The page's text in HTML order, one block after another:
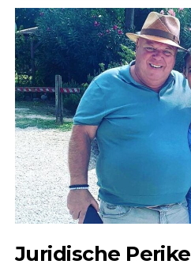
Juridische